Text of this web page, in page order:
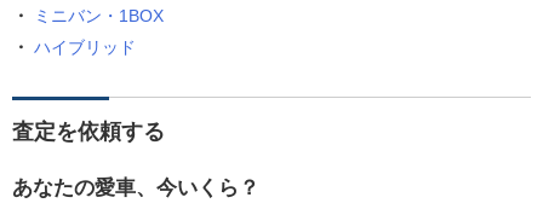
ミニバン・1BOX
ハイブリッド
査定を依頼する
あなたの愛車、今いくら？